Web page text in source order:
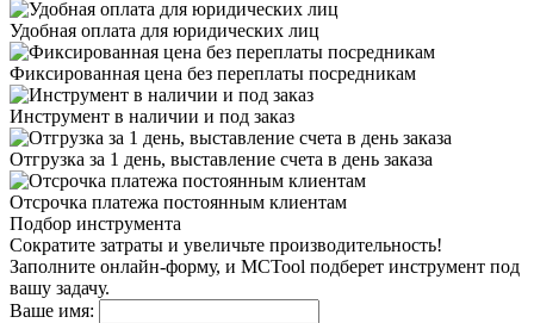
Удобная оплата для юридических лиц
Фиксированная цена без переплаты посредникам
Инструмент в наличии и под заказ
Отгрузка за 1 день, выставление счета в день заказа
Отсрочка платежа постоянным клиентам
Подбор инструмента
Сократите затраты и увеличьте производительность!
Заполните онлайн-форму, и MCTool подберет инструмент под
вашу задачу.
Ваше имя: